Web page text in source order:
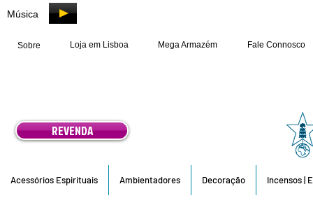
Música
Sobre Loja em Lisboa Mega Armazém Fale Connosco
REVENDA
Acessórios Espirituais Ambientadores Decoração Incensos |